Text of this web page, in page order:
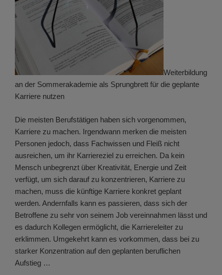
Weiterbildung
an der Sommerakademie als Sprungbrett für die geplante
Karriere nutzen
Die meisten Berufstätigen haben sich vorgenommen,
Karriere zu machen. Irgendwann merken die meisten
Personen jedoch, dass Fachwissen und Fleiß nicht
ausreichen, um ihr Karriereziel zu erreichen. Da kein
Mensch unbegrenzt über Kreativität, Energie und Zeit
verfügt, um sich darauf zu konzentrieren, Karriere zu
machen, muss die künftige Karriere konkret geplant
werden. Andernfalls kann es passieren, dass sich der
Betroffene zu sehr von seinem Job vereinnahmen lässt und
es dadurch Kollegen ermöglicht, die Karriereleiter zu
erklimmen. Umgekehrt kann es vorkommen, dass bei zu
starker Konzentration auf den geplanten beruflichen
Aufstieg …